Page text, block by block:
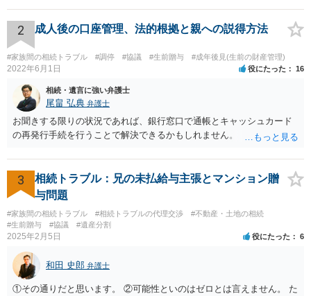
をしていただければそこから先は進むのではないかと存じます。 ま
た、Aさんの意向を酌みすぎるあまりに後見申立ができない状況にして
いる施設の問題もありますので、当該地域の地域包括支援センターに
ご相談されるのもひとつの方法です。
2 成人後の口座管理、法的根拠と親への説得方法
#家族間の相続トラブル #調停 #協議 #生前贈与 #成年後見(生前の財産管理)
2022年6月1日 役にたった 16
相続・遺言に強い弁護士
尾畠 弘典 弁護士
お聞きする限りの状況であれば、銀行窓口で通帳とキャッシュカード
の再発行手続を行うことで解決できるかもしれません。
3
相続トラブル：兄の未払給与主張とマンション贈
与問題
#家族間の相続トラブル #相続トラブルの代理交渉
#不動産・土地の相続
#生前贈与
#協議 #遺産分割
2025年2月5日 役にたった 6
和田 史郎 弁護士
①その通りだと思います。 ②可能性といのはゼロとは言えません。 た